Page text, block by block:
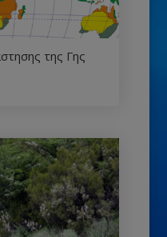
της Γης